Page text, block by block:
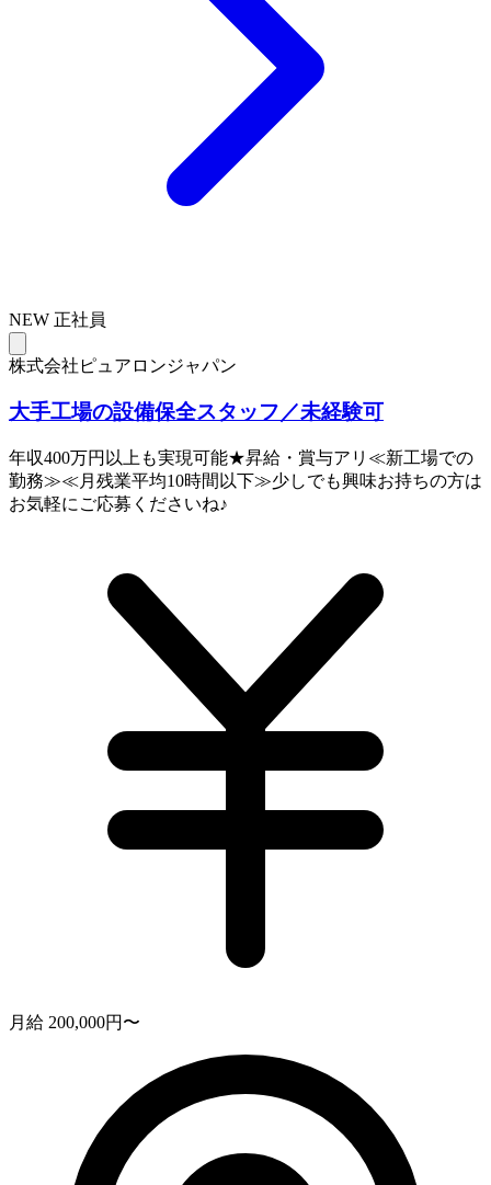
NEW 正社員
株式会社ピュアロンジャパン
大手工場の設備保全スタッフ／未経験可
年収400万円以上も実現可能★昇給・賞与アリ≪新工場での
勤務≫≪月残業平均10時間以下≫少しでも興味お持ちの方は
お気軽にご応募くださいね♪
月給 200,000円〜